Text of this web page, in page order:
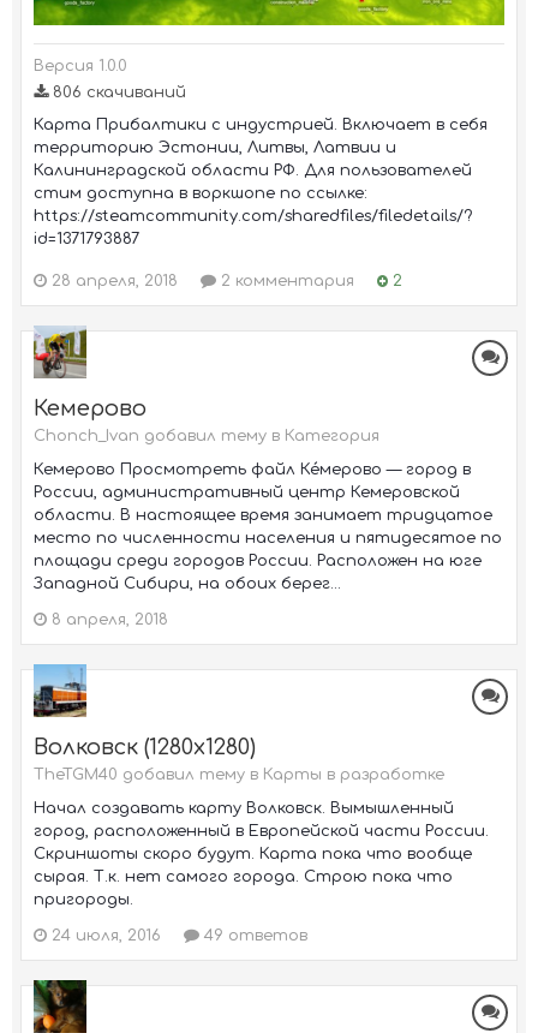
Версия 1.0.0
806 скачиваний
Карта Прибалтики с индустрией. Включает в себя
территорию Эстонии, Литвы, Латвии и
Калининградской области РФ. Для пользователей
стим доступна в воркшопе по ссылке:
https://steamcommunity.com/sharedfiles/filedetails/?
id=1371793887
28 апреля, 2018 2 комментария 2
Кемерово
Chonch_Ivan добавил тему в Категория
Кемерово Просмотреть файл Ке́мерово — город в
России, административный центр Кемеровской
области. В настоящее время занимает тридцатое
место по численности населения и пятидесятое по
площади среди городов России. Расположен на юге
Западной Сибири, на обоих берег...
8 апреля, 2018
Волковск (1280x1280)
TheTGM40 добавил тему в Карты в разработке
Начал создавать карту Волковск. Вымышленный
город, расположенный в Европейской части России.
Скриншоты скоро будут. Карта пока что вообще
сырая. Т.к. нет самого города. Строю пока что
пригороды.
24 июля, 2016 49 ответов